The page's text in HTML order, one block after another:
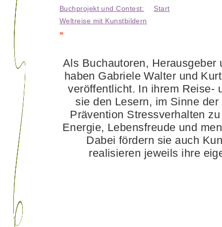
Buchprojekt und Contest:
Weltreise mit Kunstbildern
»
Start
Als Buchautoren, Herausgeber
haben Gabriele Walter und
veröffentlicht. In ihrem Reise-
sie den Lesern, im Sinne
Prävention Stressverhalten
Energie, Lebensfreude und
Dabei fördern sie auch
realisieren jeweils ihre